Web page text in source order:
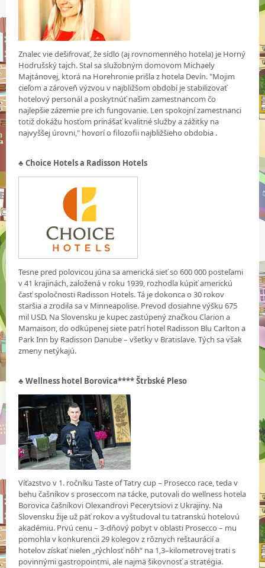
Znalec vie dešifrovať, že sídlo (aj rovnomenného hotela) je Horný
Hodrušský tajch. Stal sa služobným domovom Michaely
Majtánovej, ktorá na Horehronie prišla z hotela Devín. "Mojim
cieľom a zároveň výzvou v najbližšom období je stabilizovať
hotelový personál a poskytnúť našim zamestnancom čo
najlepšie zázemie pre ich fungovanie. Len spokojní zamestnanci
totiž dokážu hosťom prinášať kvalitné služby a zážitky na
najvyššej úrovni," hovorí o filozofii najbližšieho obdobia .
♣ Choice Hotels a Radisson Hotels
Tesne pred polovicou júna sa americká sieť so 600 000 posteľami
v 41 krajinách, založená v roku 1939, rozhodla kúpiť americkú
časť spoločnosti Radisson Hotels. Tá je dokonca o 30 rokov
staršia a zrodila sa v Minneapolise. Prevod dosiahne výšku 675
mil USD. Na Slovensku je kupec zastúpený značkou Clarion a
Mamaison, do odkúpenej siete patrí hotel Radisson Blu Carlton a
Park Inn by Radisson Danube – všetky v Bratislave. Tých sa však
zmeny netýkajú.
♣ Wellness hotel Borovica**** Štrbské Pleso
Víťazstvo v 1. ročníku Taste of Tatry cup – Prosecco race, teda v
behu čašníkov s proseccom na tácke, putovali do wellness hotela
Borovica čašníkovi Olexandrovi Pecerytsiovi z Ukrajiny. Na
Slovensku žije už päť rokov a vyštudoval tu tatranskú hotelovú
akadémiu. Prvú cenu – 3-dňový pobyt v oblasti Prosecco – mu
pomohla v konkurencii 29 kolegov z rôznych reštaurácií a
hotelov získať nielen „rýchlosť nôh“ na 1,3–kilometrovej trati s
povinnými gastropointmi, ale najmä šikovnosť a stratégia.